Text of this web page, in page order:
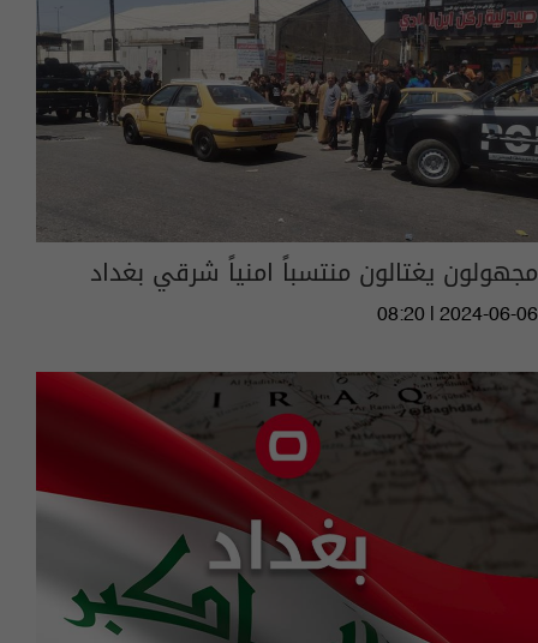
مجهولون يغتالون منتسباً امنياً شرقي بغداد
08:20 | 2024-06-06